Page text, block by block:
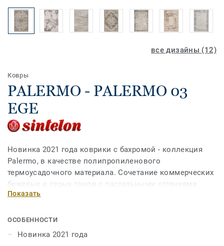
все дизайны (12)
Ковры
PALERMO - PALERMO 03
EGE
Новинка 2021 года коврики с бахромой - коллекция
Palermo, в качестве полипропиленового
термоусадочного материала. Сочетание коммерческих
бежевых и серых тонов с пастельными оттенками
синего и фиолетового в предложении винтажных,
обогащенная тонкой акриловой бахромой, пришитой к
более коротким сторонам ковра, представляет собой
Показать
ОСОБЕННОСТИ
Новинка 2021 года